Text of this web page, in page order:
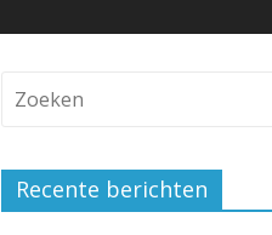
Recente berichten